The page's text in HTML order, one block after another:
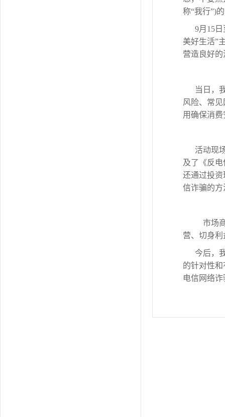
称“我行”)
9月15
美好生活”
营造良好
当日，
风险、常
用确保消费
活动现
及了《反
还通过投
信诈骗的
市场
营、切身
今后，
的针对性
电信网络